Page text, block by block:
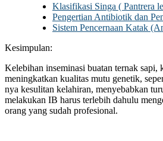
Klasifikasi Singa ( Pantrera
Pengertian Antibiotik dan
Sistem Pencernaan Katak
Kesimpulan:
Kelebihan inseminasi buatan ternak
meningkatkan kualitas mutu genetik,
nya kesulitan kelahiran, menyebabkan
melakukan IB harus terlebih dahulu
orang yang sudah profesional.